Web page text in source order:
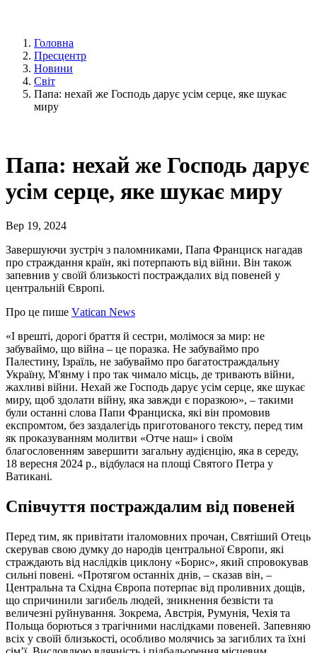
Головна
Пресцентр
Новини
Світ
Папа: нехай же Господь дарує усім серце, яке шукає
миру
Папа: нехай же Господь дарує
усім серце, яке шукає миру
Вер 19, 2024
Завершуючи зустріч з паломниками, Папа Франциск нагадав
про страждання країн, які потерпають від війни. Він також
запевнив у своїй близькості постраждалих від повеней у
центральній Європі.
Про це пише Vаtican News
«І врешті, дорогі браття й сестри, молімося за мир: не
забуваймо, що війна – це поразка. Не забуваймо про
Палестину, Ізраїль, не забуваймо про багатостраждальну
Україну, М'янму і про так чимало місць, де тривають війни,
жахливі війни. Нехай же Господь дарує усім серце, яке шукає
миру, щоб здолати війну, яка завжди є поразкою», – такими
були останні слова Папи Франциска, які він промовив
експромтом, без заздалегідь приготованого тексту, перед тим
як проказуванням молитви «Отче наш» і своїм
благословенням завершити загальну аудієнцію, яка в середу,
18 вересня 2024 р., відбулася на площі Святого Петра у
Ватикані.
Співчуття постраждалим від повеней
Перед тим, як привітати італомовних прочан, Святіший Отець
скерував свою думку до народів центральної Європи, які
страждають від наслідків циклону «Борис», який спровокував
сильні повені. «Протягом останніх днів, – сказав він, –
Центральна та Східна Європа потерпає від проливних дощів,
що спричинили загибель людей, зникнення безвісти та
величезні руйнування. Зокрема, Австрія, Румунія, Чехія та
Польща борються з трагічними наслідками повеней. Запевняю
всіх у своїй близькості, особливо молячись за загиблих та їхні